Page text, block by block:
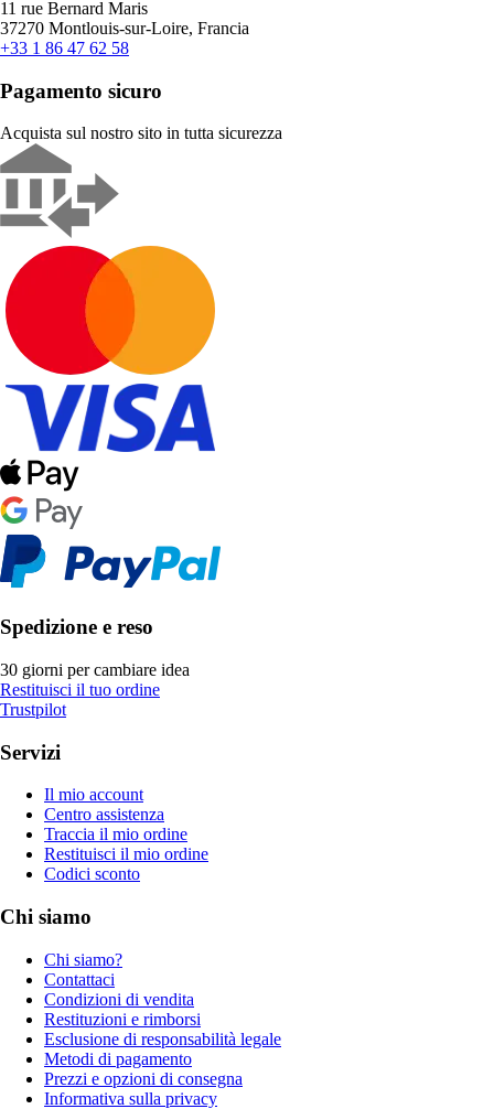
11 rue Bernard Maris
37270 Montlouis-sur-Loire, Francia
+33 1 86 47 62 58
Pagamento sicuro
Acquista sul nostro sito in tutta sicurezza
Spedizione e reso
30 giorni per cambiare idea
Restituisci il tuo ordine
Trustpilot
Servizi
Il mio account
Centro assistenza
Traccia il mio ordine
Restituisci il mio ordine
Codici sconto
Chi siamo
Chi siamo?
Contattaci
Condizioni di vendita
Restituzioni e rimborsi
Esclusione di responsabilità legale
Metodi di pagamento
Prezzi e opzioni di consegna
Informativa sulla privacy